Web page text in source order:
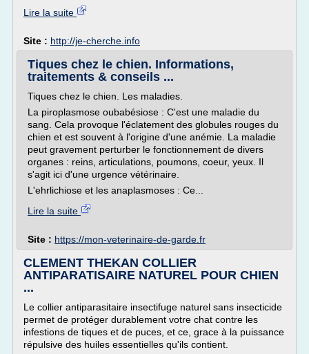
Lire la suite
Site : http://je-cherche.info
Tiques chez le chien. Informations,
traitements & conseils ...
Tiques chez le chien. Les maladies.
La piroplasmose oubabésiose : C'est une maladie du
sang. Cela provoque l'éclatement des globules rouges du
chien et est souvent à l'origine d'une anémie. La maladie
peut gravement perturber le fonctionnement de divers
organes : reins, articulations, poumons, coeur, yeux. Il
s'agit ici d'une urgence vétérinaire.
L'ehrlichiose et les anaplasmoses : Ce...
Lire la suite
Site : https://mon-veterinaire-de-garde.fr
CLEMENT THEKAN COLLIER
ANTIPARATISAIRE NATUREL POUR CHIEN
...
Le collier antiparasitaire insectifuge naturel sans insecticide
permet de protéger durablement votre chat contre les
infestions de tiques et de puces, et ce, grace à la puissance
répulsive des huiles essentielles qu'ils contient.